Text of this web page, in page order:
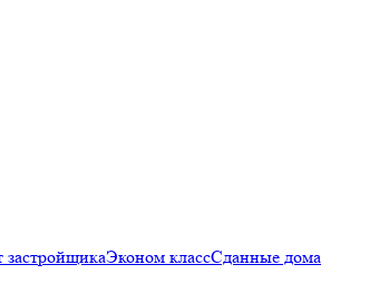
застройщикаЭконом классСданные дома